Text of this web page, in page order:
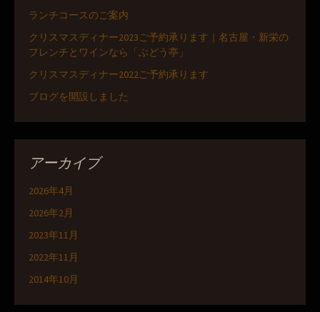
ランチコースのご案内
クリスマスディナー2023ご予約承ります｜名古屋・新栄の
フレンチとワインなら「ぶどう亭」
クリスマスディナー2022ご予約承ります
ブログを開設しました
アーカイブ
2026年4月
2026年2月
2023年11月
2022年11月
2014年10月